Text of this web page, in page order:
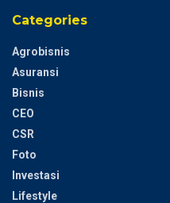
Categories
Agrobisnis
Asuransi
Bisnis
CEO
CSR
Foto
Investasi
Lifestyle